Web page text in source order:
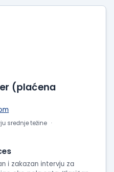
(plaćena
srednje težine
i zakazan intervju za